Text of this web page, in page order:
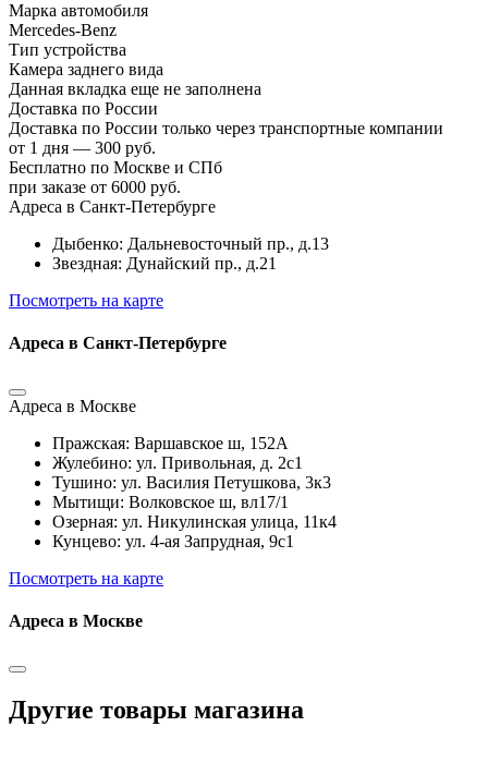
Марка автомобиля
Mercedes-Benz
Тип устройства
Камера заднего вида
Данная вкладка еще не заполнена
Доставка по России
Доставка по России только через транспортные компании
от 1 дня — 300 руб.
Бесплатно по Москве и СПб
при заказе от 6000 руб.
Адреса в Санкт-Петербурге
Дыбенко: Дальневосточный пр., д.13
Звездная: Дунайский пр., д.21
Посмотреть на карте
Адреса в Санкт-Петербурге
Адреса в Москве
Пражская: Варшавское ш, 152А
Жулебино: ул. Привольная, д. 2с1
Тушино: ул. Василия Петушкова, 3к3
Мытищи: Волковское ш, вл17/1
Озерная: ул. Никулинская улица, 11к4
Кунцево: ул. 4-ая Запрудная, 9с1
Посмотреть на карте
Адреса в Москве
Другие товары магазина